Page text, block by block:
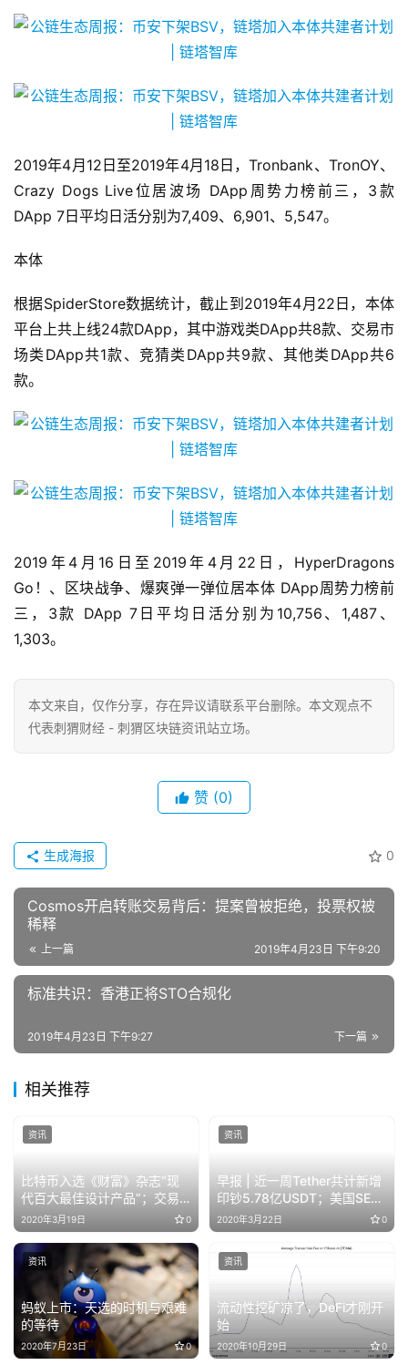
2019年4月12日至2019年4月18日，Tronbank、TronOY、
Crazy Dogs Live位居波场 DApp周势力榜前三，3款
DApp 7日平均日活分别为7,409、6,901、5,547。
本体
根据SpiderStore数据统计，截止到2019年4月22日，本体
平台上共上线24款DApp，其中游戏类DApp共8款、交易市
场类DApp共1款、竞猜类DApp共9款、其他类DApp共6
款。
2019年4月16日至2019年4月22日，HyperDragons
Go！、区块战争、爆爽弹一弹位居本体 DApp周势力榜前
三，3款 DApp 7日平均日活分别为10,756、1,487、
1,303。
本文来自 ，仅作分享，存在异议请联系平台删除。本文观点不
代表刺猬财经 - 刺猬区块链资讯站立场。
赞 (0)
0
生成海报
Cosmos开启转账交易背后：提案曾被拒绝，投票权被
稀释
上一篇 2019年4月23日 下午9:20
标准共识：香港正将STO合规化
下一篇
2019年4月23日 下午9:27
相关推荐
比特币入选《财富》杂志“现
代百大最佳设计产品”；交易
所比特币净流入量持续攀高
2020年3月19日 0
资讯
早报 | 近一周Tether共计新增
印钞5.78亿USDT；美国SEC
要求对Kik公司1亿美元的KIN
发行进行初步简易判决
2020年3月22日 0
资讯
蚂蚁上市：天选的时机与艰难
的等待
2020年7月23日 0
资讯
流动性挖矿凉了，DeFi才刚开
始
2020年10月29日 0
资讯